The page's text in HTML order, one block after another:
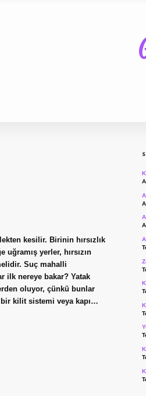
kesilir. Birinin hırsızlık
yerler, hırsızın
Suç mahalli
ilk nereye bakar? Yatak
oluyor, çünkü bunlar
bir kilit sistemi veya kapı…